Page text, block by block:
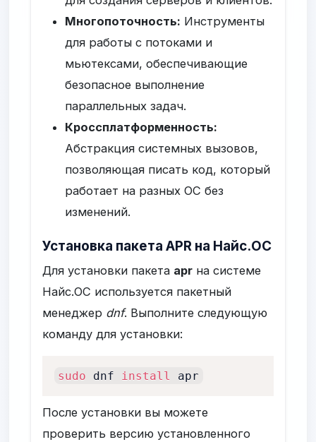
Многопоточность: Инструменты
для работы с потоками и
мьютексами, обеспечивающие
безопасное выполнение
параллельных задач.
Кроссплатформенность:
Абстракция системных вызовов,
позволяющая писать код, который
работает на разных ОС без
изменений.
Установка пакета APR на Найс.ОС
Для установки пакета apr на системе
Найс.ОС используется пакетный
менеджер dnf. Выполните следующую
команду для установки:
sudo dnf install apr
После установки вы можете
проверить версию установленного